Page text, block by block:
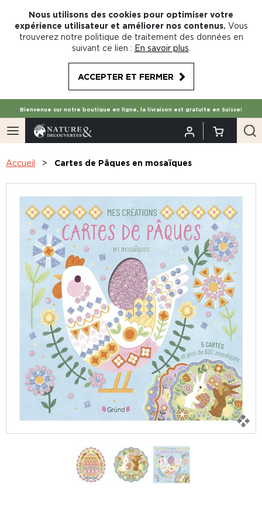
Nous utilisons des cookies pour optimiser votre
expérience utilisateur et améliorer nos contenus. Vous
trouverez notre politique de traitement des données en
suivant ce lien : En savoir plus
ACCEPTER ET FERMER
Bienvenue sur notre boutique en ligne, la livraison est gratuite en Suisse!
Accueil Cartes de Pâques en mosaïques